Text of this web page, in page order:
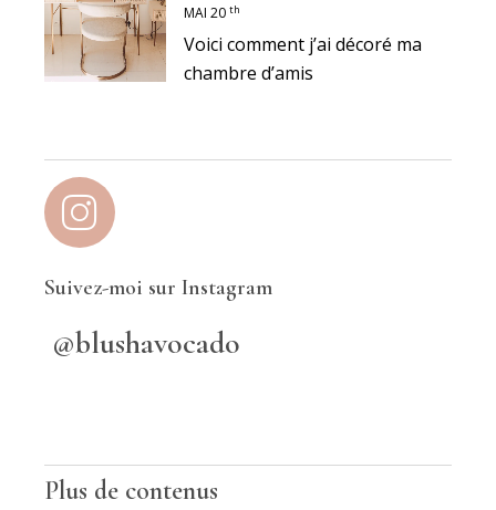
MAI 20 th
Voici comment j’ai décoré ma
chambre d’amis
Suivez-moi sur Instagram
@blushavocado
Plus de contenus